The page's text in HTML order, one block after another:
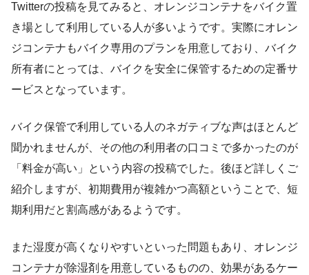
Twitterの投稿を見てみると、オレンジコンテナをバイク置
き場として利用している人が多いようです。実際にオレン
ジコンテナもバイク専用のプランを用意しており、バイク
所有者にとっては、バイクを安全に保管するための定番サ
ービスとなっています。
バイク保管で利用している人のネガティブな声はほとんど
聞かれませんが、その他の利用者の口コミで多かったのが
「料金が高い」という内容の投稿でした。後ほど詳しくご
紹介しますが、初期費用が複雑かつ高額ということで、短
期利用だと割高感があるようです。
また湿度が高くなりやすいといった問題もあり、オレンジ
コンテナが除湿剤を用意しているものの、効果があるケー